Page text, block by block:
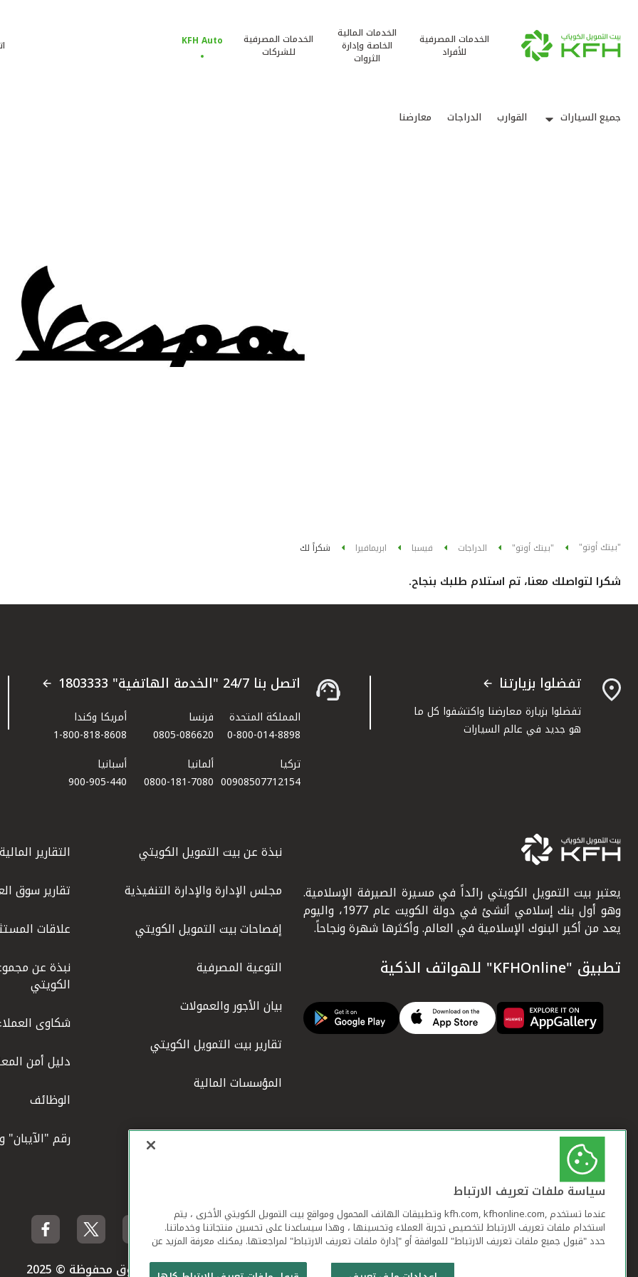
الخدمات المصرفية
للأفراد
الخدمات المالية
الخاصة وإدارة
الثروات
الخدمات المصرفية
للشركات
KFH Auto
جميع السيارات القوارب الدراجات معارضنا
"بيتك أوتو" "بيتك أوتو" الدراجات فيسبا ابريمافيرا شكراً لك
شكرا لتواصلك معنا، تم استلام طلبك بنجاح.
تفضلوا بزيارتنا
تفضلوا بزيارة معارضنا واكتشفوا كل ما
هو جديد في عالم السيارات
اتصل بنا 24/7 "الخدمة الهاتفية" 1803333
المملكة المتحدة
0-800-014-8898
فرنسا
0805-086620
أمريكا وكندا
1-800-818-8608
تركيا
00908507712154​
ألمانيا
0800-181-7080
أسبانيا
900-905-440
يعتبر بيت التمويل الكويتي رائداً في مسيرة الصيرفة الإسلامية.
وهو أول بنك إسلامي أنشئ في دولة الكويت عام 1977، واليوم
يعد من أكبر البنوك الإسلامية في العالم. وأكثرها شهرة ونجاحاً.
تطبيق "KFHOnline" للهواتف الذكية
نبذة عن بيت التمويل الكويتي
مجلس الإدارة والإدارة التنفيذية
إفصاحات بيت التمويل الكويتي
التوعية المصرفية
بيان الأجور والعمولات
تقارير بيت التمويل الكويتي
المؤسسات المالية
التقارير المالية
تقارير سوق
علاقات
نبذة عن
الكويتي
شكاوى
دليل أمن
الوظائف
رقم
بيت التمويل الكويتي جميع الحقوق محفوظة © 2025
سياسة ملفات تعريف الارتباط
عندما تستخدم ,kfh.com, kfhonline.com وتطبيقات الهاتف المحمول ومواقع بيت التمويل الكويتي الأخرى ، يتم
استخدام ملفات تعريف الارتباط لتخصيص تجربة العملاء وتحسينها ، وهذا سيساعدنا على تحسين منتجاتنا وخدماتنا.
حدد "قبول جميع ملفات تعريف الارتباط" للموافقة أو "إدارة ملفات تعريف الارتباط" لمراجعتها. يمكنك معرفة المزيد عن